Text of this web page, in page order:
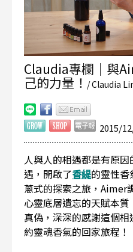
Claudia專欄｜與
己的力量！ / Claudia
2015/
人與人的相遇都是有原因
遇，開啟了香緹的靈性
蔥式的探索之旅，Aimer
心靈底層遺忘的天賦本
真偽，深深的感謝這個
約靈魂香氣的回家旅程！